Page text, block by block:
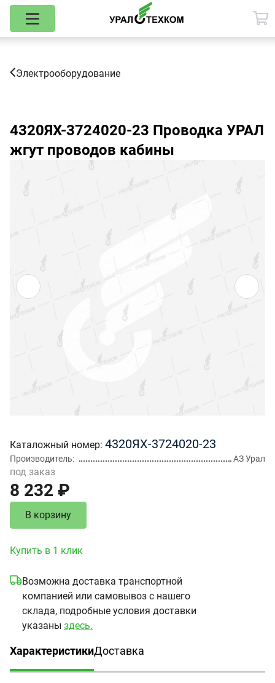
Электрооборудование
4320ЯХ-3724020-23 Проводка УРАЛ
жгут проводов кабины
Каталожный номер 4320ЯХ-3724020-23
Производитель АЗ Урал
под заказ
8 232 ₽
В корзину
Купить в 1 клик
Возможна доставка транспортной
компанией или самовывоз с нашего
склада, подробные условия доставки
указаны здесь.
Характеристики
(активная вкладка)
Доставка